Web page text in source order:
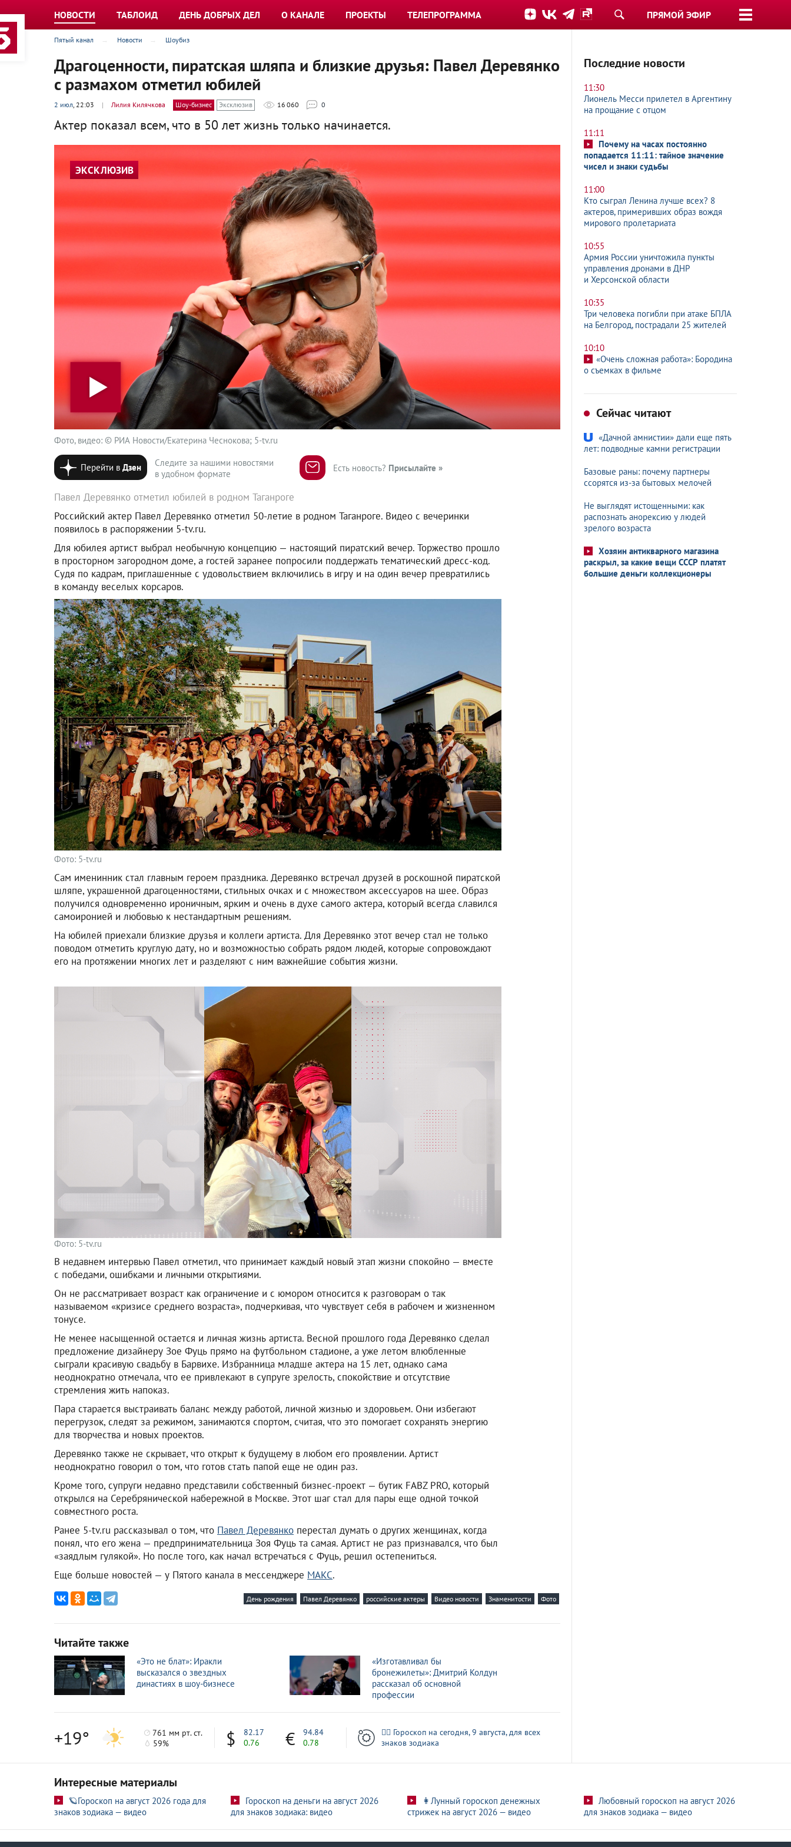
ПРЯМОЙ ЭФИР
НОВОСТИ ТАБЛОИД ДЕНЬ ДОБРЫХ ДЕЛ О КАНАЛЕ ПРОЕКТЫ ТЕЛЕПРОГРАММА
Пятый канал Новости Шоубиз
Драгоценности, пиратская шляпа и близкие друзья: Павел Деревянко
с размахом отметил юбилей
2 июл, 22:03 | Лилия Килячкова Шоу-бизнес Эксклюзив 16 060 0
Актер показал всем, что в 50 лет жизнь только начинается.
ЭКСКЛЮЗИВ
Фото, видео: © РИА Новости/Екатерина Чеснокова; 5-tv.ru
Перейти вДзен
Следите за нашими новостями
в удобном формате
Есть новость? Присылайте »
Павел Деревянко отметил юбилей в родном Таганроге
Российский актер Павел Деревянко отметил 50-летие в родном Таганроге. Видео с вечеринки
появилось в распоряжении 5-tv.ru.
Для юбилея артист выбрал необычную концепцию — настоящий пиратский вечер. Торжество прошло
в просторном загородном доме, а гостей заранее попросили поддержать тематический дресс-код.
Судя по кадрам, приглашенные с удовольствием включились в игру и на один вечер превратились
в команду веселых корсаров.
Фото: 5-tv.ru
Сам именинник стал главным героем праздника. Деревянко встречал друзей в роскошной пиратской
шляпе, украшенной драгоценностями, стильных очках и с множеством аксессуаров на шее. Образ
получился одновременно ироничным, ярким и очень в духе самого актера, который всегда славился
самоиронией и любовью к нестандартным решениям.
На юбилей приехали близкие друзья и коллеги артиста. Для Деревянко этот вечер стал не только
поводом отметить круглую дату, но и возможностью собрать рядом людей, которые сопровождают
его на протяжении многих лет и разделяют с ним важнейшие события жизни.
Фото: 5-tv.ru
В недавнем интервью Павел отметил, что принимает каждый новый этап жизни спокойно — вместе
с победами, ошибками и личными открытиями.
Он не рассматривает возраст как ограничение и с юмором относится к разговорам о так
называемом «кризисе среднего возраста», подчеркивая, что чувствует себя в рабочем и жизненном
тонусе.
Не менее насыщенной остается и личная жизнь артиста. Весной прошлого года Деревянко сделал
предложение дизайнеру Зое Фуць прямо на футбольном стадионе, а уже летом влюбленные
сыграли красивую свадьбу в Барвихе. Избранница младше актера на 15 лет, однако сама
неоднократно отмечала, что ее привлекают в супруге зрелость, спокойствие и отсутствие
стремления жить напоказ.
Пара старается выстраивать баланс между работой, личной жизнью и здоровьем. Они избегают
перегрузок, следят за режимом, занимаются спортом, считая, что это помогает сохранять энергию
для творчества и новых проектов.
Деревянко также не скрывает, что открыт к будущему в любом его проявлении. Артист
неоднократно говорил о том, что готов стать папой еще не один раз.
Кроме того, супруги недавно представили собственный бизнес-проект — бутик FABZ PRO, который
открылся на Серебрянической набережной в Москве. Этот шаг стал для пары еще одной точкой
совместного роста.
Ранее 5-tv.ru рассказывал о том, что Павел Деревянко перестал думать о других женщинах, когда
понял, что его жена — предпринимательница Зоя Фуць та самая. Артист не раз признавался, что был
«заядлым гулякой». Но после того, как начал встречаться с Фуць, решил остепениться.
Еще больше новостей — у Пятого канала в мессенджере МАКС.
День рождения Павел Деревянко российские актеры Видео новости Знаменитости Фото
Читайте также
«Это не блат»: Иракли
высказался о звездных
династиях в шоу-бизнесе
«Изготавливал бы
бронежилеты»: Дмитрий Колдун
рассказал об основной
профессии
+19°
761 мм рт. ст.
59%
82.17
0.76
94.84
0.78
🧙‍♀ Гороскоп на сегодня, 9 августа, для всех
знаков зодиака
Последние новости
11:30
Лионель Месси прилетел в Аргентину
на прощание с отцом
11:11
Почему на часах постоянно
попадается 11:11: тайное значение
чисел и знаки судьбы
11:00
Кто сыграл Ленина лучше всех? 8
актеров, примеривших образ вождя
мирового пролетариата
10:55
Армия России уничтожила пункты
управления дронами в ДНР
и Херсонской области
10:35
Три человека погибли при атаке БПЛА
на Белгород, пострадали 25 жителей
10:10
«Очень сложная работа»: Бородина
о съемках в фильме
Сейчас читают
«Дачной амнистии» дали еще пять
лет: подводные камни регистрации
Базовые раны: почему партнеры
ссорятся из-за бытовых мелочей
Не выглядят истощенными: как
распознать анорексию у людей
зрелого возраста
Хозяин антикварного магазина
раскрыл, за какие вещи СССР платят
большие деньги коллекционеры
Интересные материалы
🪐Гороскоп на август 2026 года для
знаков зодиака — видео
Гороскоп на деньги на август 2026
для знаков зодиака: видео
👩Лунный гороскоп денежных
стрижек на август 2026 — видео
Любовный гороскоп на август 2026
для знаков зодиака — видео